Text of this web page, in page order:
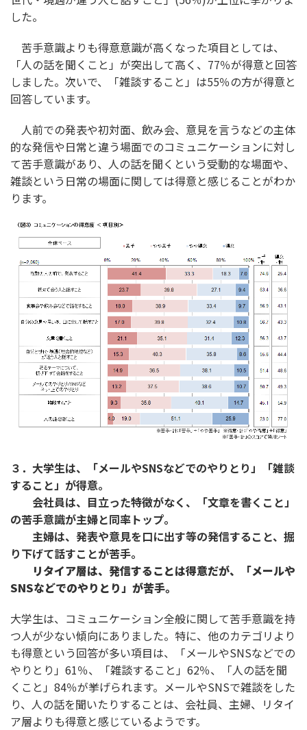
した。
苦手意識よりも得意意識が高くなった項目としては、
「人の話を聞くこと」が突出して高く、77％が得意と回答
しました。次いで、「雑談すること」は55％の方が得意と
回答しています。
人前での発表や初対面、飲み会、意見を言うなどの主体
的な発信や日常と違う場面でのコミュニケーションに対し
て苦手意識があり、人の話を聞くという受動的な場面や、
雑談という日常の場面に関しては得意と感じることがわか
ります。
３．大学生は、「メールやSNSなどでのやりとり」「雑談
すること」が得意。
会社員は、目立った特徴がなく、「文章を書くこと」
の苦手意識が主婦と同率トップ。
主婦は、発表や意見を口に出す等の発信すること、掘
り下げて話すことが苦手。
リタイア層は、発信することは得意だが、「メールや
SNSなどでのやりとり」が苦手。
大学生は、コミュニケーション全般に関して苦手意識を持
つ人が少ない傾向にありました。特に、他のカテゴリより
も得意という回答が多い項目は、「メールやSNSなどでの
やりとり」61％、「雑談すること」62％、「人の話を聞
くこと」84％が挙げられます。メールやSNSで雑談をした
り、人の話を聞いたりすることは、会社員、主婦、リタイ
ア層よりも得意と感じているようです。